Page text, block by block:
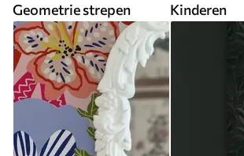
Geometrie strepen Kinderen